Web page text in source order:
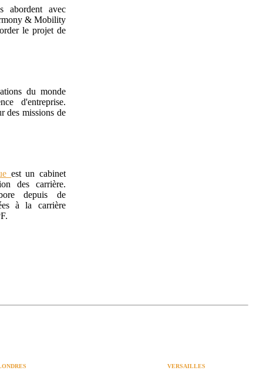
abordent avec
& Mobility
le projet de
du monde
d'entreprise.
des missions de
est un cabinet
des carrière.
depuis de
à la carrière
VERSAILLES